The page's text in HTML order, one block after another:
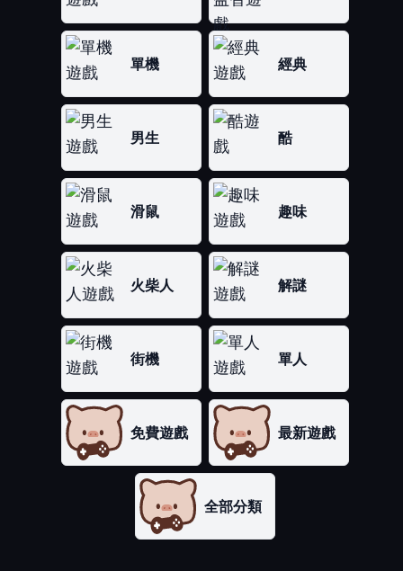
單機 經典
男生 酷
滑鼠 趣味
火柴人 解謎
街機 單人
免費遊戲 最新遊戲
全部分類